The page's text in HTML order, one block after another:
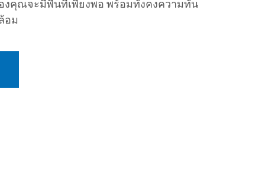
คุณจะมีพื้นที่เพียงพอ พร้อมทั้งคงความทัน
อม